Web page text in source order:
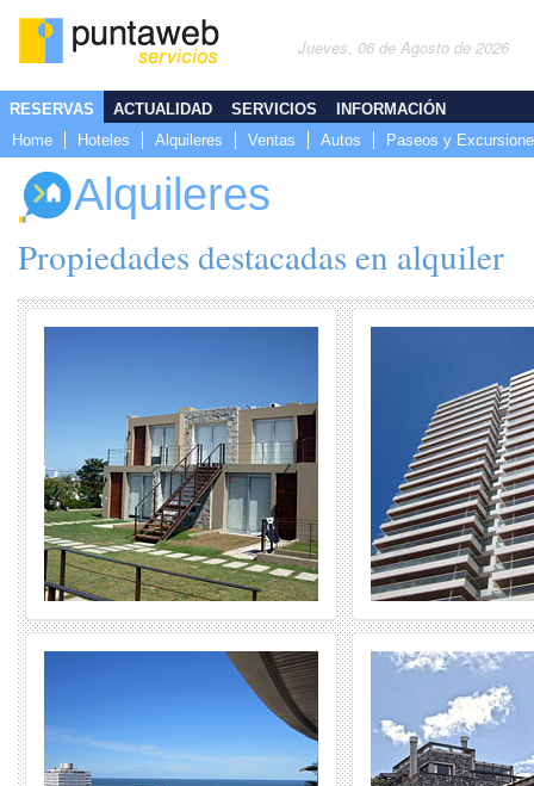
Jueves, 06 de Agosto de 2026
RESERVAS
Home
Hoteles Alquileres Ventas Autos Paseos y
ACTUALIDAD SERVICIOS INFORMACIÓN
Alquileres
Propiedades destacadas en alquiler